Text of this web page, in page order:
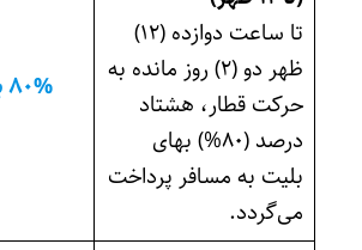
تا ساعت دوازده (۱۲)
ظهر دو (۲) روز مانده به
حرکت قطار، هشتاد
درصد (۸۰%) بهای
بلیت به مسافر پرداخت
می‌گردد.
۸۰% بازپرداخت